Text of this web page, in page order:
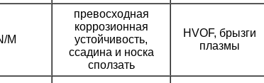
M
превосходная
коррозионная
устойчивость,
ссадина и носка
сползать
HVOF, брызги
плазмы